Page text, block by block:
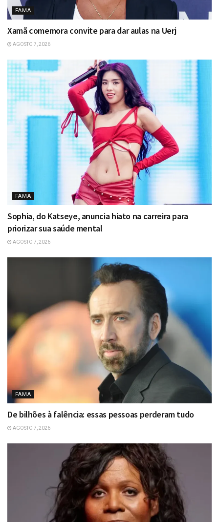
FAMA
Xamã comemora convite para dar aulas na Uerj
AGOSTO 7, 2026
FAMA
Sophia, do Katseye, anuncia hiato na carreira para
priorizar sua saúde mental
AGOSTO 7, 2026
FAMA
De bilhões à falência: essas pessoas perderam tudo
AGOSTO 7, 2026